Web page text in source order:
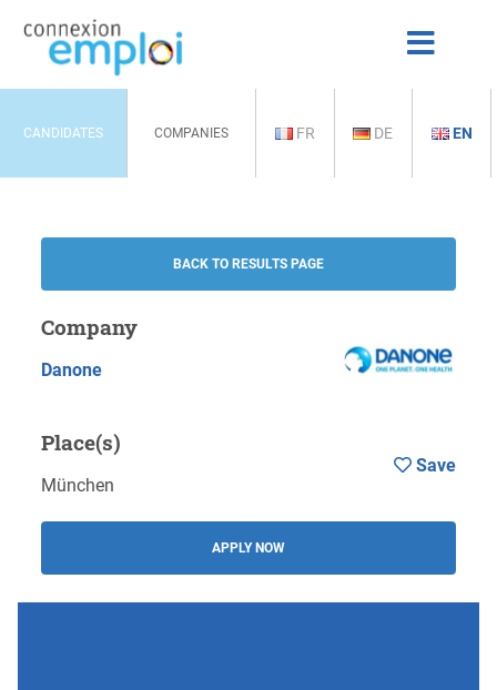
CANDIDATES COMPANIES FR DE EN
BACK TO RESULTS PAGE
Company
Danone
Place(s)
München
APPLY NOW
Save